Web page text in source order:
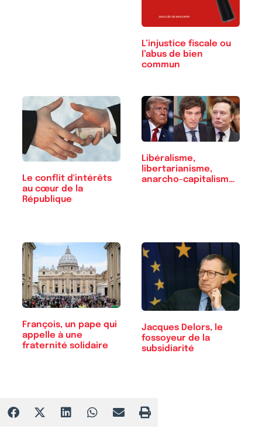
L’injustice fiscale ou
l’abus de bien
commun
Le conflit d'intérêts
au cœur de la
République
Libéralisme,
libertarianisme,
anarcho-capitalisme :
François, un pape qui
appelle à une
fraternité solidaire
Jacques Delors, le
fossoyeur de la
subsidiarité